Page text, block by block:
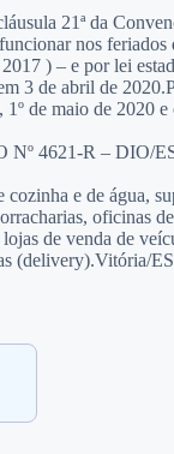
21ª da
nos feriados
) – e por lei
3 de abril de
de maio de 2020 e
Nº 4621-R – DIO/
e de água,
oficinas
de venda de
(delivery).Vitória/